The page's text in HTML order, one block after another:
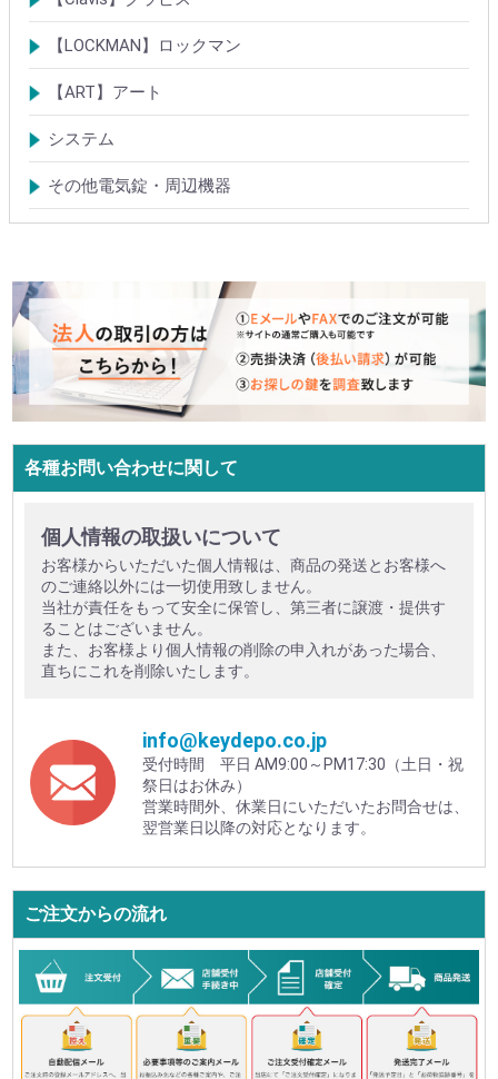
電気錠
電気錠システム製品
Tebra(ハンズフリー)
キースイッチ
【LOCKMAN】ロックマン
電磁式電気錠
電磁錠取付ブラケット
電気錠システム製品
【ART】アート
電気錠システム
入退管理システム
システム
テンキーシステム
静脈認証システム
ICカード認証システム
その他電気錠・周辺機器
各種お問い合わせに関して
個人情報の取扱いについて
お客様からいただいた個人情報は、商品の発送とお客様へ
のご連絡以外には一切使用致しません。
当社が責任をもって安全に保管し、第三者に譲渡・提供す
ることはございません。
また、お客様より個人情報の削除の申入れがあった場合、
直ちにこれを削除いたします。
info@keydepo.co.jp
受付時間 平日 AM9:00～PM17:30（土日・祝
祭日はお休み）
営業時間外、休業日にいただいたお問合せは、
翌営業日以降の対応となります。
ご注文からの流れ